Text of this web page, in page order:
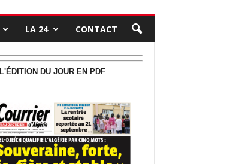
LA 24 CONTACT
L'ÉDITION DU JOUR EN PDF